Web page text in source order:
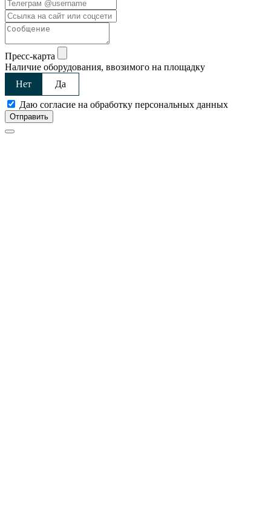
Пресс-карта
Наличие оборудования, ввозимого на площадку
Нет
Да
Даю согласие на обработку персональных данных
Отправить